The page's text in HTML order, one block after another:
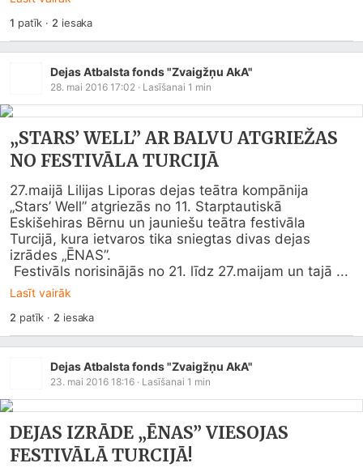
1 patīk · 2 iesaka
Dejas Atbalsta fonds "Zvaigžņu AkA"
28. mai 2016 17:02 · Lasīšanai 1 min
„STARS’ WELL” AR BALVU ATGRIEŽAS
NO FESTIVĀLA TURCIJĀ
27.maijā Lilijas Liporas dejas teātra kompānija
„Stars’ Well” atgriezās no 11. Starptautiskā
Eskišehiras Bērnu un jauniešu teātra festivāla
Turcijā, kura ietvaros tika sniegtas divas dejas
izrādes „ĒNAS”.
Festivāls norisinājās no 21. līdz 27.maijam un tajā ...
Lasīt vairāk
2 patīk · 2 iesaka
Dejas Atbalsta fonds "Zvaigžņu AkA"
23. mai 2016 18:16 · Lasīšanai 1 min
DEJAS IZRĀDE „ĒNAS” VIESOJAS
FESTIVĀLĀ TURCIJĀ!